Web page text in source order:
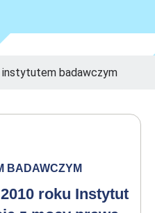
badawczym
BADAWCZYM
roku Instytut